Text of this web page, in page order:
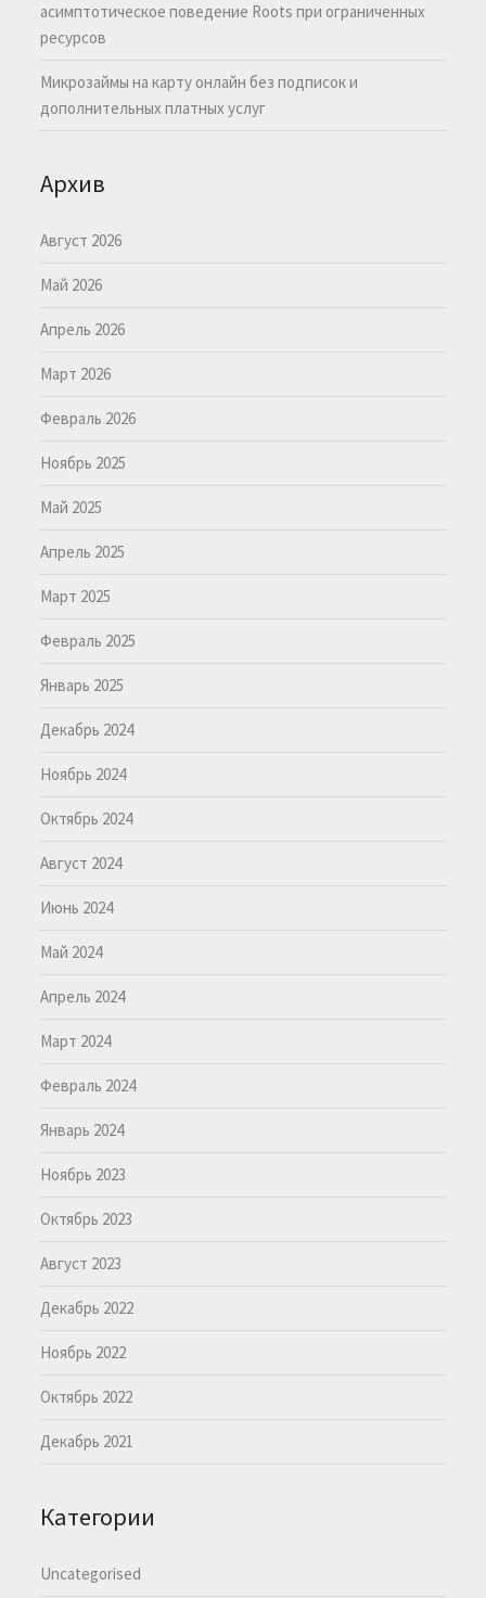
асимптотическое поведение Roots при ограниченных
ресурсов
Микрозаймы на карту онлайн без подписок и
дополнительных платных услуг
Архив
Август 2026
Май 2026
Апрель 2026
Март 2026
Февраль 2026
Ноябрь 2025
Май 2025
Апрель 2025
Март 2025
Февраль 2025
Январь 2025
Декабрь 2024
Ноябрь 2024
Октябрь 2024
Август 2024
Июнь 2024
Май 2024
Апрель 2024
Март 2024
Февраль 2024
Январь 2024
Ноябрь 2023
Октябрь 2023
Август 2023
Декабрь 2022
Ноябрь 2022
Октябрь 2022
Декабрь 2021
Категории
Uncategorised